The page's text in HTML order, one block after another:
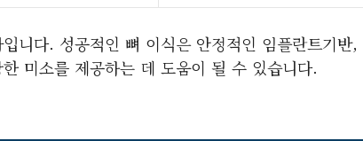
니다. 성공적인 뼈 이식은 안정적인 임플란트기반,
미소를 제공하는 데 도움이 될 수 있습니다.